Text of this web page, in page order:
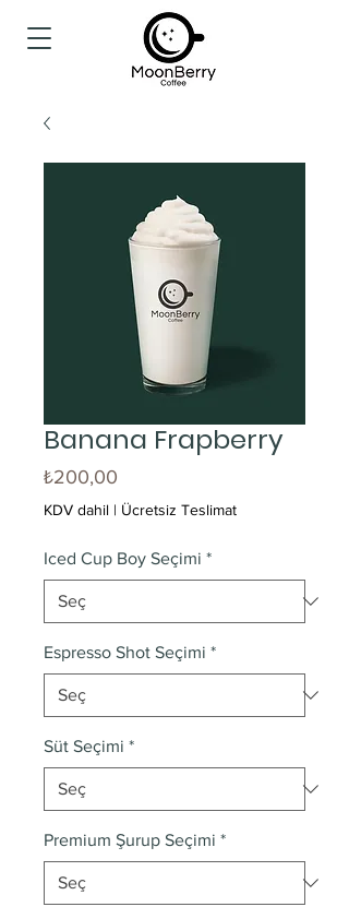
Banana Frapberry
₺200,00
KDV dahil | Ücretsiz Teslimat
Iced Cup Boy Seçimi *
Espresso Shot Seçimi *
Süt Seçimi *
Premium Şurup Seçimi *